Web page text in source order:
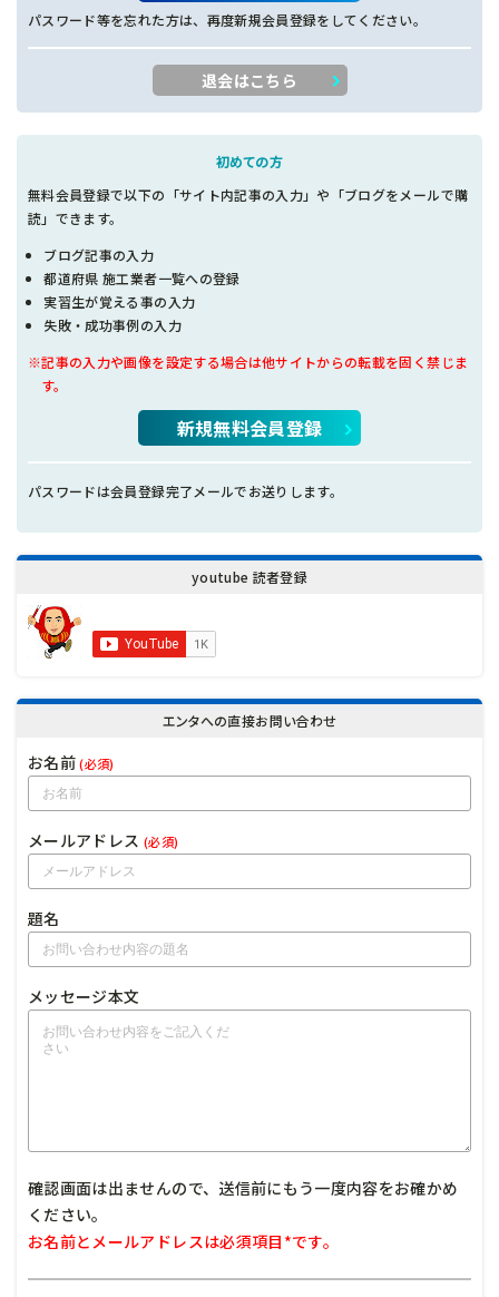
パスワード等を忘れた方は、再度新規会員登録をしてください。
退会はこちら
初めての方
無料会員登録で以下の「サイト内記事の入力」や「ブログをメールで購
読」できます。
ブログ記事の入力
都道府県 施工業者一覧への登録
実習生が覚える事の入力
失敗・成功事例の入力
※記事の入力や画像を設定する場合は他サイトからの転載を固く禁じま
す。
新規無料会員登録
パスワードは会員登録完了メールでお送りします。
youtube 読者登録
エンタへの直接お問い合わせ
お名前(必須)
メールアドレス (必須)
題名
メッセージ本文
確認画面は出ませんので、送信前にもう一度内容をお確かめ
ください。
お名前とメールアドレスは必須項目*です。